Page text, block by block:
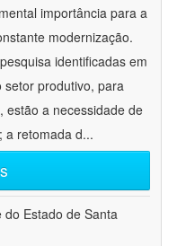
importância para a
modernização.
identificadas em
setor produtivo, para
estão a necessidade de
a retomada d...
do Estado de Santa